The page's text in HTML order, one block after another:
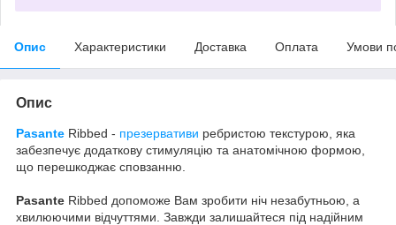
Опис Характеристики Доставка Оплата Умови
Опис
Pasante Ribbed - презервативи ребристою текстурою, яка
забезпечує додаткову стимуляцію та анатомічною формою,
що перешкоджає сповзанню.
Pasante Ribbed допоможе Вам зробити ніч незабутньою, а
хвилюючими відчуттями. Завжди залишайтеся під надійним